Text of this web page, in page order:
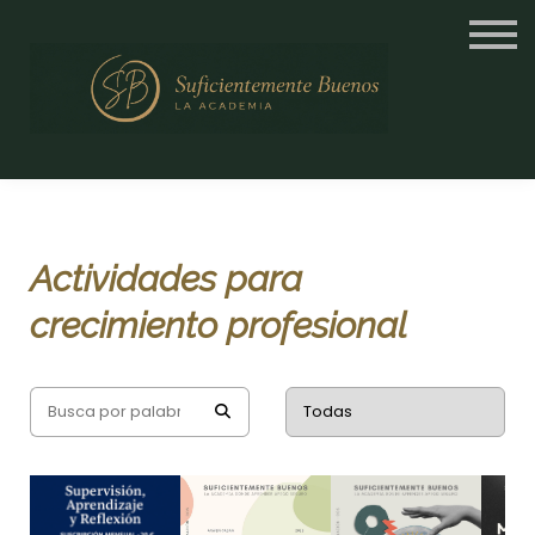
Inicia sesión
Actividades para
crecimiento profesional